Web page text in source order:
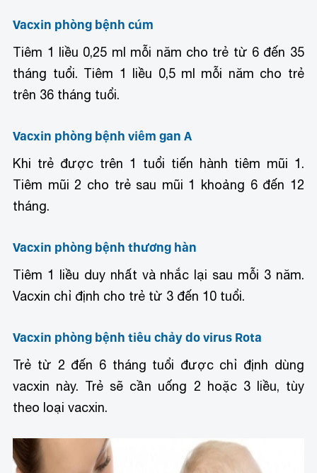
Vacxin phòng bệnh cúm
Tiêm 1 liều 0,25 ml mỗi năm cho trẻ từ 6 đến 35
tháng tuổi. Tiêm 1 liều 0,5 ml mỗi năm cho trẻ
trên 36 tháng tuổi.
Vacxin phòng bệnh viêm gan A
Khi trẻ được trên 1 tuổi tiến hành tiêm mũi 1.
Tiêm mũi 2 cho trẻ sau mũi 1 khoảng 6 đến 12
tháng.
Vacxin phòng bệnh thương hàn
Tiêm 1 liều duy nhất và nhắc lại sau mỗi 3 năm.
Vacxin chỉ định cho trẻ từ 3 đến 10 tuổi.
Vacxin phòng bệnh tiêu chảy do virus Rota
Trẻ từ 2 đến 6 tháng tuổi được chỉ định dùng
vacxin này. Trẻ sẽ cần uống 2 hoặc 3 liều, tùy
theo loại vacxin.